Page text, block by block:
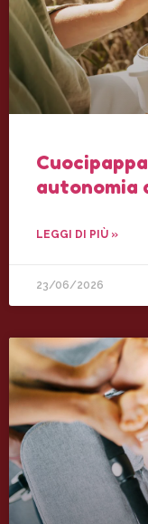
autonomia
LEGGI DI PIÙ »
23/06/2026